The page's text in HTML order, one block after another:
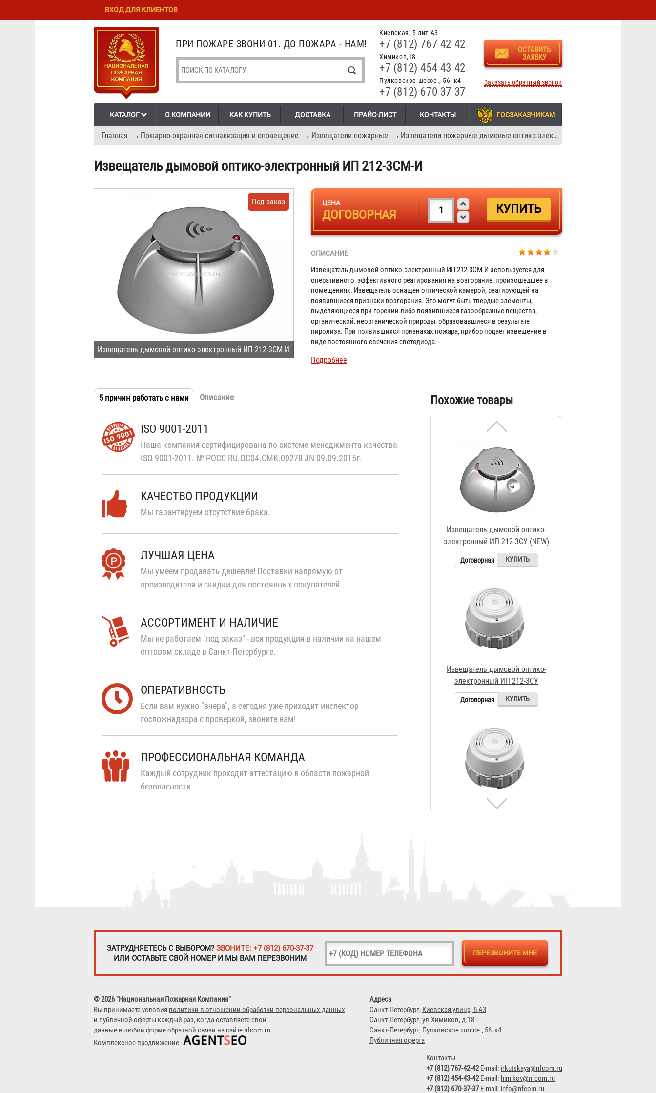
Перейти к
содержанию
Skip to
Киевская, 5 лит А3
+7 (812) 767 42 42
Химиков,18
+7 (812) 454 43 42
Пулковское шоссе., 56, к4
+7 (812) 670 37 37
ОСТАВИТЬ
ЗАЯВКУ
Заказать обратный звонок
ПРИ ПОЖАРЕ ЗВОНИ 01. ДО ПОЖАРА - НАМ!
КАТАЛОГ О КОМПАНИИ КАК КУПИТЬ ДОСТАВКА ПРАЙС-ЛИСТ КОНТАКТЫ ГОСЗАКАЗЧИКАМ
Главная → Пожарно-охранная сигнализация и оповещение → Извещатели пожарные → Извещатели пожарные дымовые оптико-электронные
ВХОД ДЛЯ КЛИЕНТОВ
Извещатель дымовой оптико-электронный ИП 212-3СМ-И
Извещатель дымовой оптико-электронный ИП 212-3СМ-И
Под заказ ЦЕНА
ДОГОВОРНАЯ
ОПИСАНИЕ
Извещатель дымовой оптико-электронный ИП 212-3СМ-И используется для
оперативного, эффективного реагирования на возгорание, произошедшее в
помещениях. Извещатель оснащен оптической камерой, реагирующей на
появившиеся признаки возгорания. Это могут быть твердые элементы,
выделяющиеся при горении либо появившиеся газообразные вещества,
органической, неорганической природы, образовавшиеся в результате
пиролиза. При появившихся признаках пожара, прибор подает извещение в
виде постоянного свечения светодиода.
Подробнее
Табы
5 причин работать с нами (активная
Описание
ISO 9001-2011
Наша компания сертифицирована по системе менеджмента качества
ISO 9001-2011. № РОСС RU.OC04.CMK.00278 JN 09.09.2015г.
КАЧЕСТВО ПРОДУКЦИИ
Мы гарантируем отсутствие брака.
ЛУЧШАЯ ЦЕНА
Мы умеем продавать дешевле! Поставки напрямую от
производителя и скидки для постоянных покупателей
АССОРТИМЕНТ И НАЛИЧИЕ
Мы не работаем "под заказ" - вся продукция в наличии на нашем
оптовом складе в Санкт-Петербурге.
ОПЕРАТИВНОСТЬ
Если вам нужно "вчера", а сегодня уже приходит инспектор
госпожнадзора с проверкой, звоните нам!
ПРОФЕССИОНАЛЬНАЯ КОМАНДА
Каждый сотрудник проходит аттестацию в области пожарной
безопасности.
Похожие товары
Извещатель дымовой оптико-
Договорная
электронный ИП 212-3СУ (NEW)
Извещатель дымовой оптико-
электронный ИП 212-3СУ
Договорная
Извещатель дымовой оптико-
электронный ИП 212-3СМ
Договорная
Извещатель дымовой оптико-
ЗАТРУДНЯЕТЕСЬ С ВЫБОРОМ? ЗВОНИТЕ: +7 (812) 670-37-37
ИЛИ ОСТАВЬТЕ СВОЙ НОМЕР И МЫ ВАМ ПЕРЕЗВОНИМ
© 2026 "Национальная Пожарная Компания"
Вы принимаете условия политики в отношении обработки персональных данных
и публичной оферты каждый раз, когда оставляете свои
данные в любой форме обратной связи на сайте nfcom.ru
Комплексное продвижение
Адреса
Санкт-Петербург, Киевская улица, 5 А3
Санкт-Петербург,ул.Химиков, д.18
Санкт-Петербург, Пулковское шоссе., 56, к4
Публичная оферта
Контакты
+7 (812) 767-42-42E-mail: irkutskaya@nfcom.ru
+7 (812) 454-43-42E-mail: himikov@nfcom.ru
+7 (812) 670-37-37E-mail: info@nfcom.ru